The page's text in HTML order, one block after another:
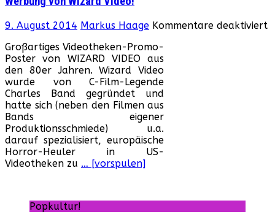
9. August 2014 Markus Haage Kommentare deaktiviert
Großartiges Videotheken-Promo-
Poster von WIZARD VIDEO aus
den 80er Jahren. Wizard Video
wurde von C-Film-Legende
Charles Band gegründet und
hatte sich (neben den Filmen aus
Bands eigener
Produktionsschmiede) u.a.
darauf spezialisiert, europäische
Horror-Heuler in US-
Videotheken zu … [vorspulen]
Popkultur!